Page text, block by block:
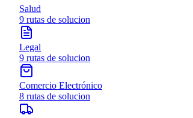
Salud
9 rutas de solucion
Legal
9 rutas de solucion
Comercio Electrónico
8 rutas de solucion